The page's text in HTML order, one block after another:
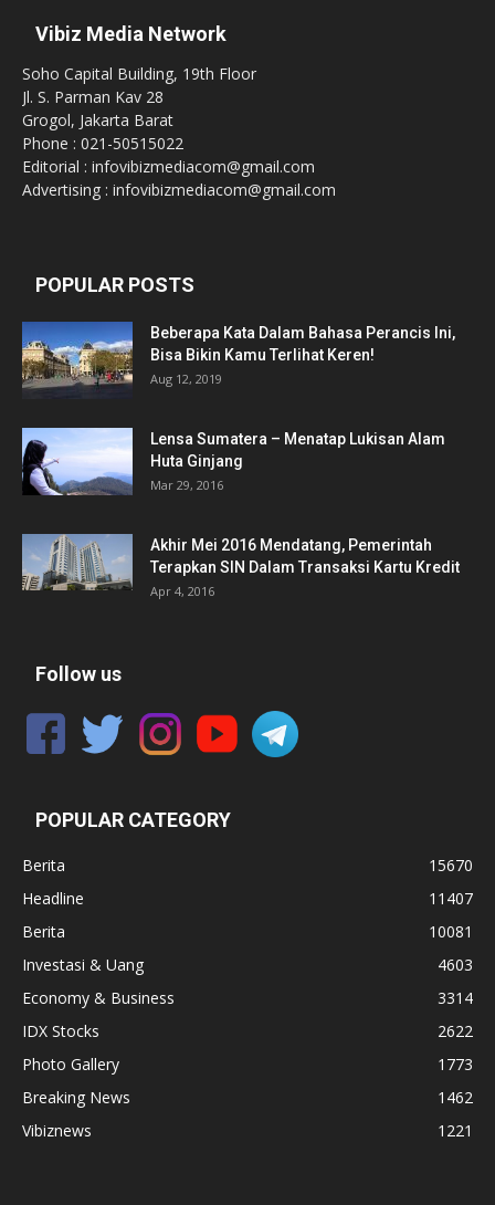
Vibiz Media Network
Soho Capital Building, 19th Floor
Jl. S. Parman Kav 28
Grogol, Jakarta Barat
Phone : 021-50515022
Editorial : infovibizmediacom@gmail.com
Advertising : infovibizmediacom@gmail.com
POPULAR POSTS
Beberapa Kata Dalam Bahasa Perancis Ini,
Bisa Bikin Kamu Terlihat Keren!
Aug 12, 2019
Lensa Sumatera – Menatap Lukisan Alam
Huta Ginjang
Mar 29, 2016
Akhir Mei 2016 Mendatang, Pemerintah
Terapkan SIN Dalam Transaksi Kartu Kredit
Apr 4, 2016
Follow us
POPULAR CATEGORY
Berita
15670
Headline
11407
Berita
10081
Investasi & Uang
4603
Economy & Business
3314
IDX Stocks
2622
Photo Gallery
1773
Breaking News
1462
Vibiznews
1221